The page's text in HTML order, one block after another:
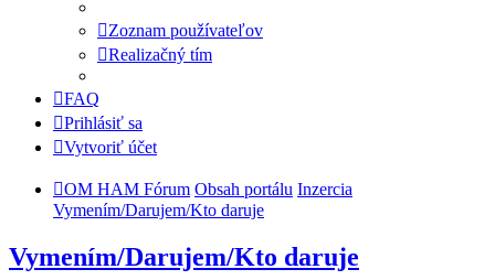
Zoznam používateľov
Realizačný tím
FAQ
Prihlásiť sa
Vytvoriť účet
OM HAM Fórum Obsah portálu Inzercia
Vymením/Darujem/Kto daruje
Vymením/Darujem/Kto daruje